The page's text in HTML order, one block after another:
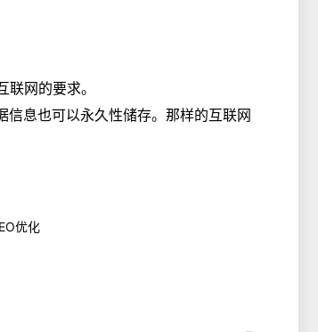
网的要求。
信息也可以永久性储存。那样的互联网
优化